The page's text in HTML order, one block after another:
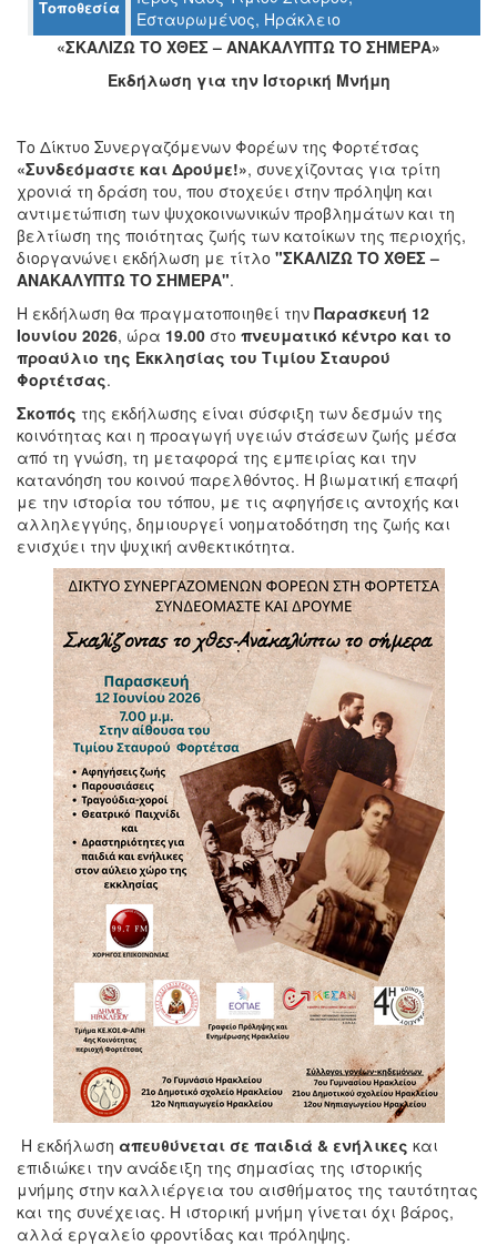
ΔΗΜΟΣ
ΠΟΛΙΤΙΣΜΟΣ
ΑΝΘΕΚΤΙΚΗ
Τοποθεσία
Εσταυρωμένος, Ηράκλειο
«ΣΚΑΛΙΖΩ ΤΟ ΧΘΕΣ – ΑΝΑΚΑΛΥΠΤΩ ΤΟ ΣΗΜΕΡΑ»
Εκδήλωση για την Ιστορική Μνήμη
Το Δίκτυο Συνεργαζόμενων Φορέων της Φορτέτσας
«Συνδεόμαστε και Δρούμε!», συνεχίζοντας για τρίτη
χρονιά τη δράση του, που στοχεύει στην πρόληψη και
αντιμετώπιση των ψυχοκοινωνικών προβλημάτων και τη
βελτίωση της ποιότητας ζωής των κατοίκων της περιοχής,
διοργανώνει εκδήλωση με τίτλο "ΣΚΑΛΙΖΩ ΤΟ ΧΘΕΣ –
ΑΝΑΚΑΛΥΠΤΩ ΤΟ ΣΗΜΕΡΑ".
Η εκδήλωση θα πραγματοποιηθεί την Παρασκευή 12
Ιουνίου 2026, ώρα 19.00 στο πνευματικό κέντρο και το
προαύλιο της Εκκλησίας του Τιμίου Σταυρού
Φορτέτσας.
Σκοπός της εκδήλωσης είναι σύσφιξη των δεσμών της
κοινότητας και η προαγωγή υγειών στάσεων ζωής μέσα
από τη γνώση, τη μεταφορά της εμπειρίας και την
κατανόηση του κοινού παρελθόντος. Η βιωματική επαφή
με την ιστορία του τόπου, με τις αφηγήσεις αντοχής και
αλληλεγγύης, δημιουργεί νοηματοδότηση της ζωής και
ενισχύει την ψυχική ανθεκτικότητα.
Η εκδήλωση απευθύνεται σε παιδιά & ενήλικες και
επιδιώκει την ανάδειξη της σημασίας της ιστορικής
μνήμης στην καλλιέργεια του αισθήματος της ταυτότητας
και της συνέχειας. Η ιστορική μνήμη γίνεται όχι βάρος,
αλλά εργαλείο φροντίδας και πρόληψης.